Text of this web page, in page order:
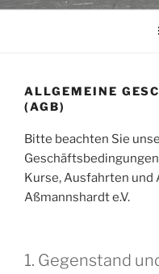
ALLGEMEINE
(AGB)
Bitte beachten Sie
Kurse, Ausfahrten und
Aßmannshardt e.V.
1. Gegenstand